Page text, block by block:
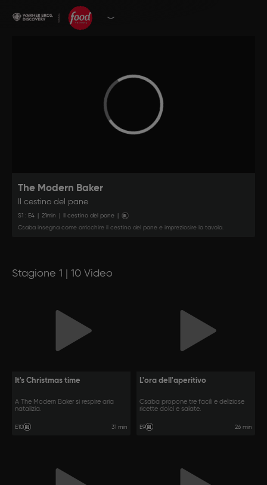
The Modern Baker
Il cestino del pane
S1 : E4 21min Il cestino del pane
Csaba insegna come arricchire il cestino del pane e impreziosire la tavola.
Stagione 1 | 10 Video
It's Christmas time
A The Modern Baker si respire aria
natalizia.
E10 31 min
L'ora dell'aperitivo
Csaba propone tre facili e deliziose
ricette dolci e salate.
E9 26 min